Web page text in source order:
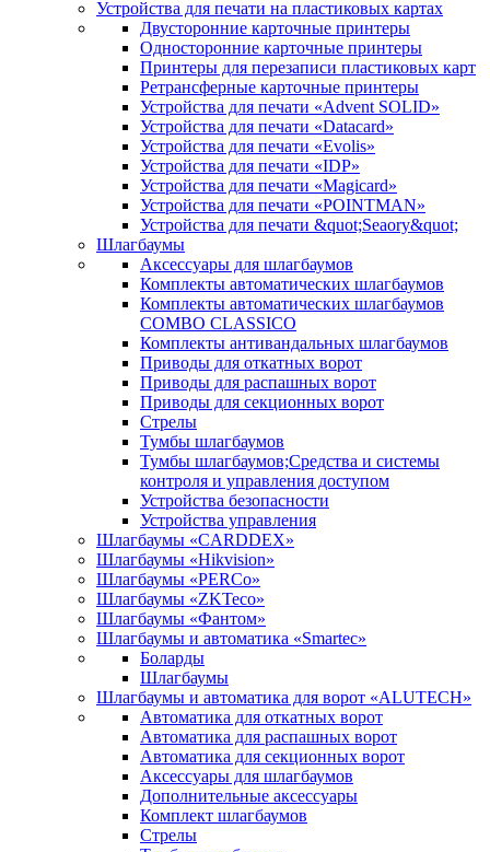
Устройства для печати на пластиковых картах
Двусторонние карточные принтеры
Односторонние карточные принтеры
Принтеры для перезаписи пластиковых карт
Ретрансферные карточные принтеры
Устройства для печати «Advent SOLID»
Устройства для печати «Datacard»
Устройства для печати «Evolis»
Устройства для печати «IDP»
Устройства для печати «Magicard»
Устройства для печати «POINTMAN»
Устройства для печати &quot;Seaory&quot;
Шлагбаумы
Аксессуары для шлагбаумов
Комплекты автоматических шлагбаумов
Комплекты автоматических шлагбаумов
COMBO CLASSICO
Комплекты антивандальных шлагбаумов
Приводы для откатных ворот
Приводы для распашных ворот
Приводы для секционных ворот
Стрелы
Тумбы шлагбаумов
Тумбы шлагбаумов;Средства и системы
контроля и управления доступом
Устройства безопасности
Устройства управления
Шлагбаумы «CARDDEX»
Шлагбаумы «Hikvision»
Шлагбаумы «PERCo»
Шлагбаумы «ZKTeco»
Шлагбаумы «Фантом»
Шлагбаумы и автоматика «Smartec»
Боларды
Шлагбаумы
Шлагбаумы и автоматика для ворот «ALUTECH»
Автоматика для откатных ворот
Автоматика для распашных ворот
Автоматика для секционных ворот
Аксессуары для шлагбаумов
Дополнительные аксессуары
Комплект шлагбаумов
Стрелы